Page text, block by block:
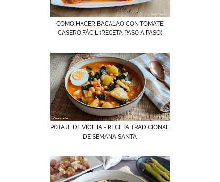
COMO HACER BACALAO CON TOMATE
CASERO FÁCIL (RECETA PASO A PASO)
POTAJE DE VIGILIA - RECETA TRADICIONAL
DE SEMANA SANTA